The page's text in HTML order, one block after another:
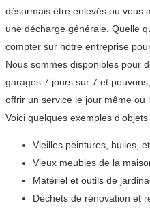
désormais être enlevés ou vous
une décharge générale. Quelle
compter sur notre entreprise
Nous sommes disponibles pour
garages 7 jours sur 7 et
offrir un service le jour même ou
Voici quelques exemples
Vieilles peintures, huiles,
Vieux meubles de la
Matériel et outils de
Déchets de rénovation et